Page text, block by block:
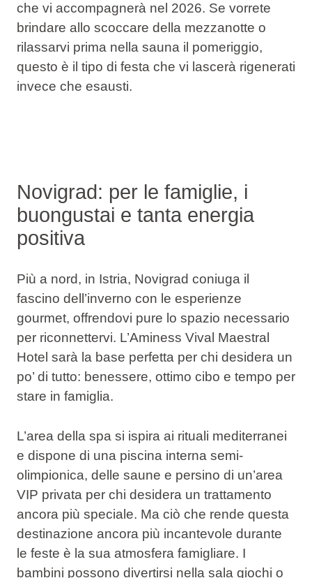
che vi accompagnerà nel 2026. Se vorrete
brindare allo scoccare della mezzanotte o
rilassarvi prima nella sauna il pomeriggio,
questo è il tipo di festa che vi lascerà rigenerati
invece che esausti.
Novigrad: per le famiglie, i
buongustai e tanta energia
positiva
Più a nord, in Istria, Novigrad coniuga il
fascino dell’inverno con le esperienze
gourmet, offrendovi pure lo spazio necessario
per riconnettervi. L’Aminess Vival Maestral
Hotel sarà la base perfetta per chi desidera un
po’ di tutto: benessere, ottimo cibo e tempo per
stare in famiglia.
L’area della spa si ispira ai rituali mediterranei
e dispone di una piscina interna semi-
olimpionica, delle saune e persino di un’area
VIP privata per chi desidera un trattamento
ancora più speciale. Ma ciò che rende questa
destinazione ancora più incantevole durante
le feste è la sua atmosfera famigliare. I
bambini possono divertirsi nella sala giochi o